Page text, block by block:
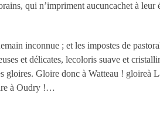
qui n’impriment aucuncachet à leur
inconnue ; et les impostes de
et délicates, lecoloris suave et
gloires. Gloire donc à Watteau ! gloireà
à Oudry !…